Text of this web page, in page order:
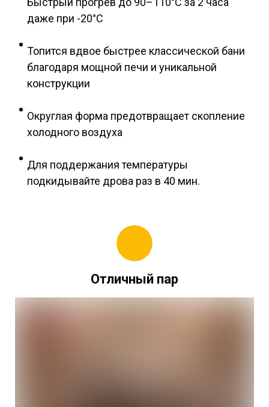
даже при -20°C
Топится вдвое быстрее классической бани
благодаря мощной печи и уникальной
конструкции
Округлая форма предотвращает скопление
холодного воздуха
Для поддержания температуры
подкидывайте дрова раз в 40 мин.
Отличный пар